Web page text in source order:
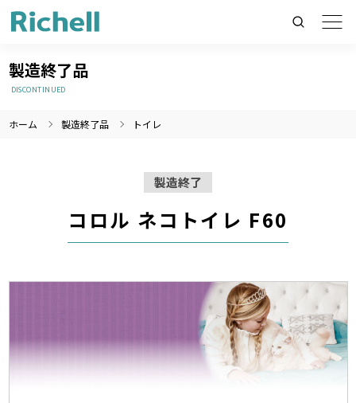
製品情報のみを検索
製造終了品
DISCONTINUED
ホーム 製造終了品 トイレ
製造終了
コロル ネコトイレ F60